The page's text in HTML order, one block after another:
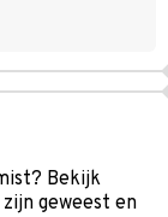
Bekijk
geweest en